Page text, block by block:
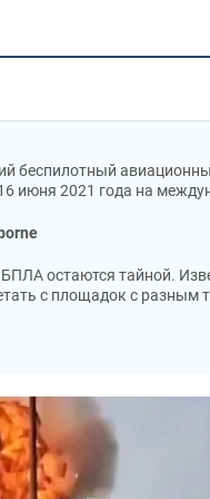
беспилотный
июня 2021 года на
остаются тайной.
с площадок с
двигателем,
на разных высотах и
максимальная – 6
полета UJ-22